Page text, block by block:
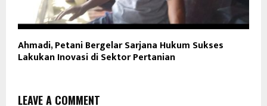
Ahmadi, Petani Bergelar Sarjana Hukum Sukses
Lakukan Inovasi di Sektor Pertanian
LEAVE A COMMENT